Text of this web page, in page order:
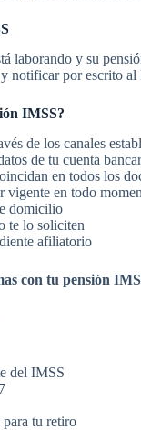
laborando y su
notificar por escrito al
IMSS?
de los canales
de tu cuenta
en todos los
vigente en todo
domicilio
te lo soliciten
afiliatorio
con tu pensión
del IMSS
para tu retiro